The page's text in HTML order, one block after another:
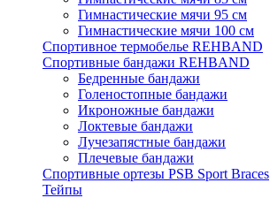
Гимнастические мячи 95 см
Гимнастические мячи 100 см
Спортивное термобелье REHBAND
Спортивные бандажи REHBAND
Бедренные бандажи
Голеностопные бандажи
Икроножные бандажи
Локтевые бандажи
Лучезапястные бандажи
Плечевые бандажи
Спортивные ортезы PSB Sport Braces
Тейпы